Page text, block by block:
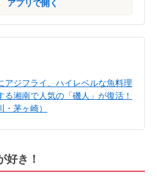
アプリで開く
アジフライ、ハイレベルな魚料理
る湘南で人気の「磯人」が復活！
・茅ヶ崎）
好き！